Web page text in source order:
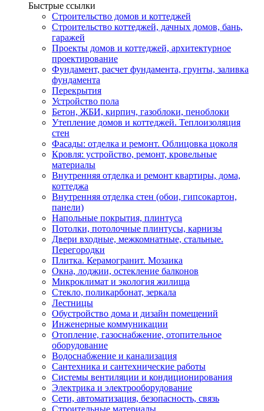
Быстрые ссылки
Строительство домов и коттеджей
Строительство коттеджей, дачных домов, бань,
гаражей
Проекты домов и коттеджей, архитектурное
проектирование
Фундамент, расчет фундамента, грунты, заливка
фундамента
Перекрытия
Устройство пола
Бетон, ЖБИ, кирпич, газоблоки, пеноблоки
Утепление домов и коттеджей. Теплоизоляция
стен
Фасады: отделка и ремонт. Облицовка цоколя
Кровля: устройство, ремонт, кровельные
материалы
Внутренняя отделка и ремонт квартиры, дома,
коттеджа
Внутренняя отделка стен (обои, гипсокартон,
панели)
Напольные покрытия, плинтуса
Потолки, потолочные плинтусы, карнизы
Двери входные, межкомнатные, стальные.
Перегородки
Плитка. Керамогранит. Мозаика
Окна, лоджии, остекление балконов
Микроклимат и экология жилища
Стекло, поликарбонат, зеркала
Лестницы
Обустройство дома и дизайн помещений
Инженерные коммуникации
Отопление, газоснабжение, отопительное
оборудование
Водоснабжение и канализация
Сантехника и сантехнические работы
Системы вентиляции и кондиционирования
Электрика и электрооборудование
Сети, автоматизация, безопасность, связь